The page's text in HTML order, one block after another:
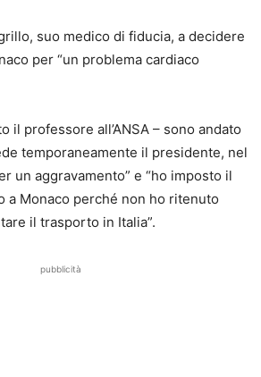
suo medico di fiducia, a decidere
per “un problema cardiaco
il professore all’ANSA – sono andato
temporaneamente il presidente, nel
un aggravamento” e “ho imposto il
a Monaco perché non ho ritenuto
il trasporto in Italia”.
pubblicità